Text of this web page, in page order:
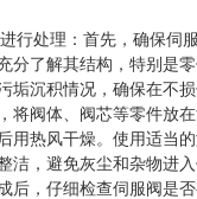
行处理：首先，确保
了解其结构，特别是
沉积情况，确保在不
阀体、阀芯等零件放
热风干燥。使用适当
，避免灰尘和杂物进
，仔细检查伺服阀是